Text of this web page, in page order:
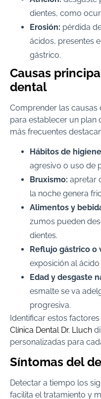
dientes, como
Erosión: pérdida
ácidos, presentes
gástrico.
Causas
dental
Comprender las causas
para establecer un plan
más frecuentes
Hábitos de
agresivo o uso de
Bruxismo: apretar
la noche genera
Alimentos y
zumos pueden
dientes.
Reflujo gástrico o
exposición al
Edad y desgaste
esmalte se va
progresiva.
Identificar estos
Clínica Dental Dr. Lluch
personalizadas para
Síntomas del
Detectar a tiempo los
facilita el tratamiento y